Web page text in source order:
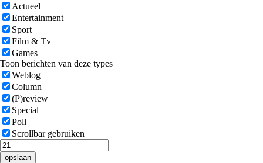
Actueel
Entertainment
Sport
Film & Tv
Games
Toon berichten van deze types
Weblog
Column
(P)review
Special
Poll
Scrollbar gebruiken
opslaan